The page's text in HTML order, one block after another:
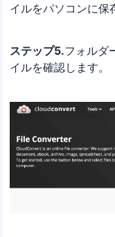
イルをパソコンに保
ステップ5.フォルダ
イルを確認します。